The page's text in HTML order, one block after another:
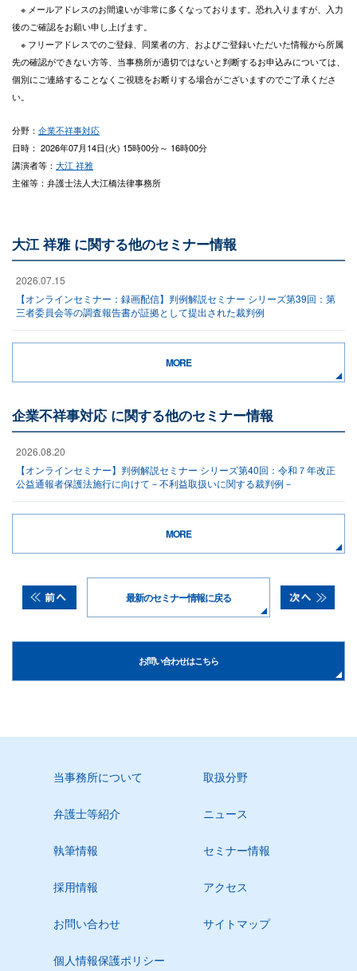
※ メールアドレスのお間違いが非常に多くなっております。恐れ入りますが、入力
後のご確認をお願い申し上げます。
※ フリーアドレスでのご登録、同業者の方、およびご登録いただいた情報から所属
先の確認ができない方等、当事務所が適切ではないと判断するお申込みについては、
個別にご連絡することなくご視聴をお断りする場合がございますのでご了承くださ
い。
分野： 企業不祥事対応
日時： 2026年07月14日(火) 15時00分～ 16時00分
講演者等： 大江 祥雅
主催等：弁護士法人大江橋法律事務所
大江 祥雅 に関する他のセミナー情報
2026.07.15
【オンラインセミナー：録画配信】判例解説セミナー シリーズ第39回：第
三者委員会等の調査報告書が証拠として提出された裁判例
MORE
企業不祥事対応 に関する他のセミナー情報
2026.08.20
【オンラインセミナー】判例解説セミナー シリーズ第40回：令和７年改正
公益通報者保護法施行に向けて－不利益取扱いに関する裁判例－
MORE
最新のセミナー情報に戻る
お問い合わせはこちら
当事務所について 取扱分野
弁護士等紹介 ニュース
執筆情報 セミナー情報
採用情報 アクセス
お問い合わせ サイトマップ
個人情報保護ポリシー